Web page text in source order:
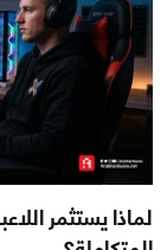
لماذا يستثمر